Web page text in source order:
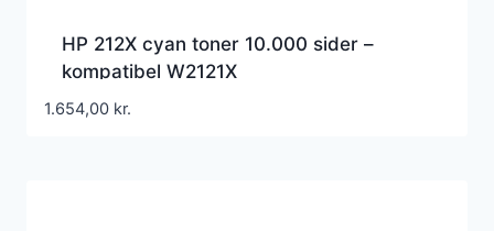
HP 212X cyan toner 10.000 sider –
kompatibel W2121X
1.654,00 kr.